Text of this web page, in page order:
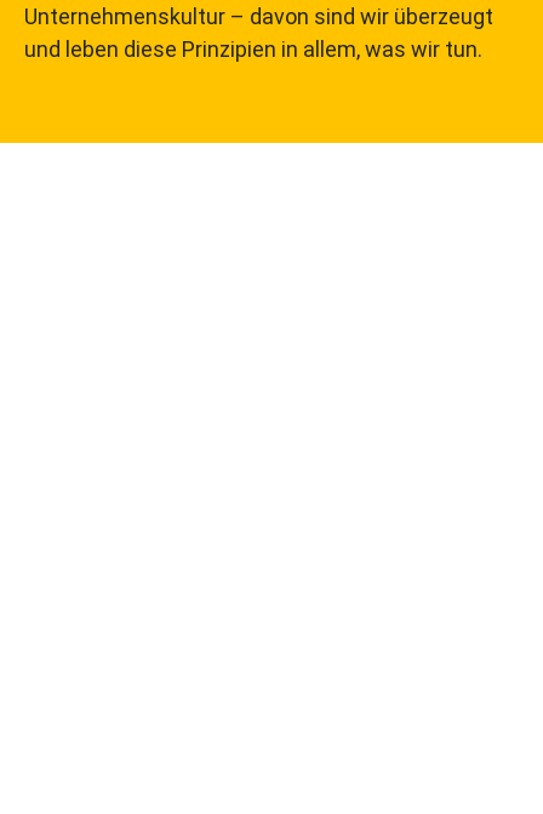
Unternehmenskultur – davon sind wir überzeugt
und leben diese Prinzipien in allem, was wir tun.